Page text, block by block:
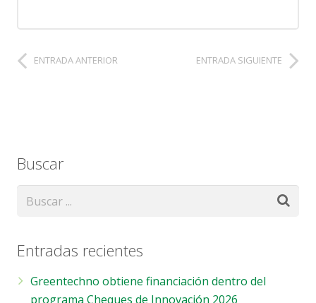
ENTRADA ANTERIOR ENTRADA SIGUIENTE
Buscar
Entradas recientes
Greentechno obtiene financiación dentro del
programa Cheques de Innovación 2026